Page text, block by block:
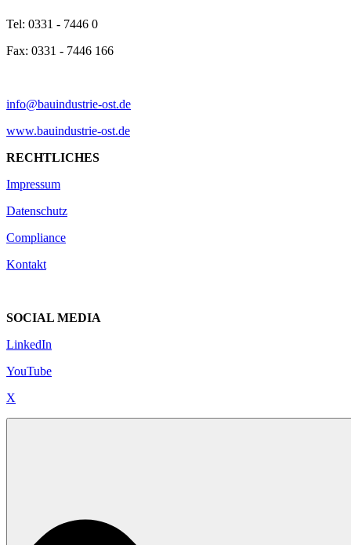
Tel: 0331 - 7446 0
Fax: 0331 - 7446 166
info@bauindustrie-ost.de
www.bauindustrie-ost.de
RECHTLICHES
Impressum
Datenschutz
Compliance
Kontakt
SOCIAL MEDIA
LinkedIn
YouTube
X